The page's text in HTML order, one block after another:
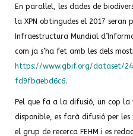
En paral·lel, les dades de
la XPN obtingudes el 2017 seran
Infraestructura Mundial
com ja s’ha fet amb les dels
https://www.gbif.org/dataset/
fd9fbaebd6c6.
Pel que fa a la difusió, un cop la
disponible, es farà difusió per les
el grup de recerca FEHM i es